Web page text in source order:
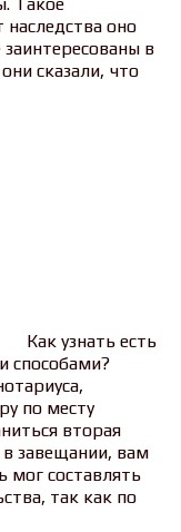
наследства оно
в
сказали, что
Как узнать есть
способами?
по месту
вторая
в завещании, вам
мог составлять
так как по